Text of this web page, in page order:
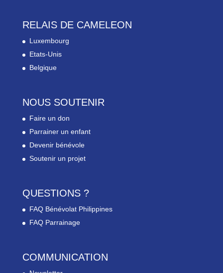
RELAIS DE CAMELEON
Luxembourg
Etats-Unis
Belgique
NOUS SOUTENIR
Faire un don
Parrainer un enfant
Devenir bénévole
Soutenir un projet
QUESTIONS ?
FAQ Bénévolat Philippines
FAQ Parrainage
COMMUNICATION